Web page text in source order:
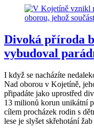
Divoká příroda
vybudoval
I když se nacházíte
Nad oborou v Kojetíně,
připadáte jako uprostřed
13 milionů korun unikátní
cílem procházek rodin s
lese je slyšet skřehotání